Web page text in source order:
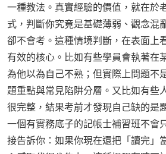
一種教法。真實經驗的價值，就在於
式，判斷你究竟是基礎薄弱、觀念混
卻不會考。這種情境判斷，在表面上
有效的核心。比如有些學員會執著在
為他以為自己不熟；但實際上問題不
題重點與常見陷阱分層。又比如有些
很完整，結果考前才發現自己缺的是
一個有實務底子的記帳士補習班不會
接告訴你：如果你現在還把「讀完」